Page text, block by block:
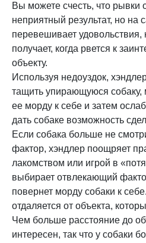
Вы можете счесть, что рывки
неприятный результат, но на
перевешивает удовольствия,
получает, когда рвется к
объекту.
Используя недоуздок,
тащить упирающуюся собаку,
ее морду к себе и затем
дать собаке возможность
Если собака больше не
фактор, хэндлер поощряет
лакомством или игрой в
выбирает отвлекающий
повернет морду собаки к
отдаляется от объекта,
Чем больше расстояние до
интересен, так что у собаки